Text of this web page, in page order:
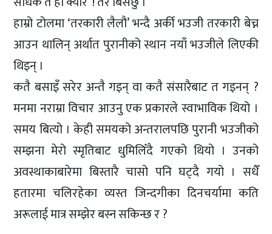
हाम्रो टोलमा ‘तरकारी लैलौ’ भन्दै अर्की भउजी तरकारी बेच्न
आउन थालिन् अर्थात पुरानीको स्थान नयाँ भउजीले लिएकी
थिइन् ।
कतै बसाइँ सरेर अन्तै गइन् वा कतै संसारैबाट त गइनन् ?
मनमा नराम्रा विचार आउनु एक प्रकारले स्वाभाविक थियो ।
समय बित्यो । केही समयको अन्तरालपछि पुरानी भउजीको
सम्झना मेरो स्मृतिबाट धुमिलिँदै गएको थियो । उनको
अवस्थाकाबारेमा बिस्तारै चासो पनि घट्दै गयो । सधैँ
हतारमा चलिरहेका व्यस्त जिन्दगीका दिनचर्यामा कति
अरूलाई मात्र सम्झेर बस्न सकिन्छ र ?